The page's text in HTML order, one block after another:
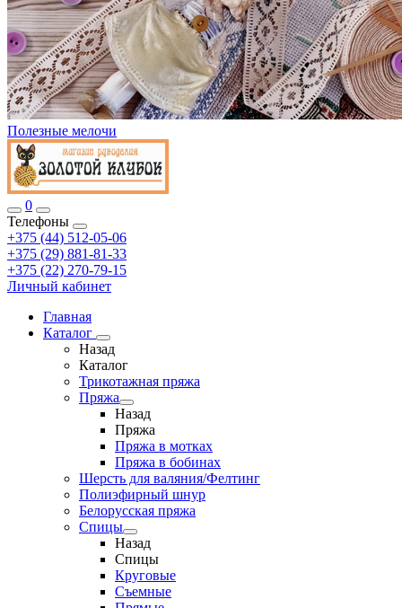
Полезные мелочи
0
Телефоны
+375 (44) 512-05-06
+375 (29) 881-81-33
+375 (22) 270-79-15
Личный кабинет
Главная
Каталог
Назад
Каталог
Трикотажная пряжа
Пряжа
Назад
Пряжа
Пряжа в мотках
Пряжа в бобинах
Шерсть для валяния/Фелтинг
Полиэфирный шнур
Белорусская пряжа
Спицы
Назад
Спицы
Круговые
Съемные